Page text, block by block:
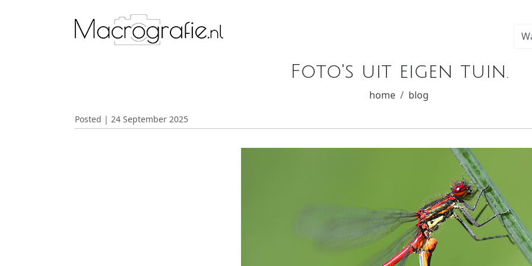
Foto's uit eigen tuin.
home blog
Posted | 24 September 2025